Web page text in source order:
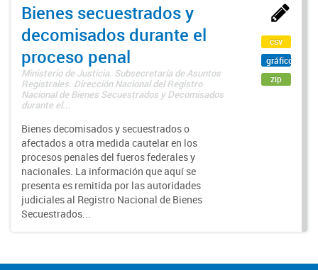
Bienes secuestrados y
decomisados durante el
proceso penal
Ministerio de Justicia. Subsecretaría de Asuntos
Registrales. Dirección Nacional del Registro
Nacional de Bienes Secuestrados y Decomisados
durante el...
Bienes decomisados y secuestrados o
afectados a otra medida cautelar en los
procesos penales del fueros federales y
nacionales. La información que aquí se
presenta es remitida por las autoridades
judiciales al Registro Nacional de Bienes
Secuestrados...
csv
gráfico
zip